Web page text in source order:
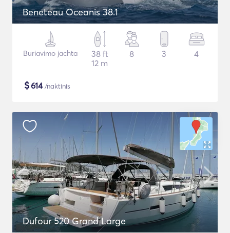
Beneteau Oceanis 38.1
Buriavimo jachta
38 ft
12 m
8 3 4
$614/naktinis
Dufour 520 Grand Large